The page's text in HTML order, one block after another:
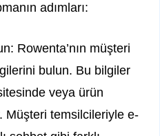
adımları:
Rowenta’nın müşteri
bulun. Bu bilgiler
veya ürün
Müşteri temsilcileriyle e-